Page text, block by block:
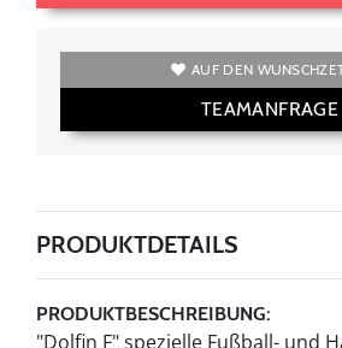
AUF DEN
TEAMANFRAGE
PRODUKTDETAILS
PRODUKTBESCHREIBUNG:
"Dolfin F" spezielle Fußball- und